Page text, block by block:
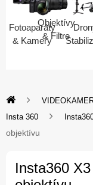
Fotoaparáty
& Kamery
Objektívy
& Filtre
Insta 360
objektívu
Insta360